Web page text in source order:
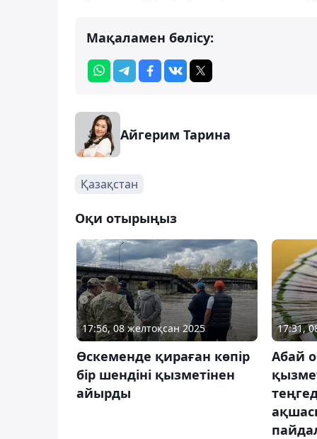
Мақаламен бөлісу:
Айгерим Тарина
Қазақстан
Оқи отырыңыз
17:56, 08 желтоқсан 2025
Өскеменде қираған көпір
бір шендіні қызметінен
айырды
17:31,
Абай